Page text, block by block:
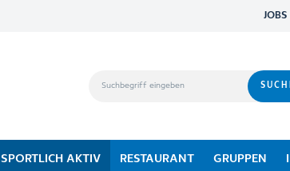
JOBS
SPORTLICH AKTIV RESTAURANT GRUPPEN